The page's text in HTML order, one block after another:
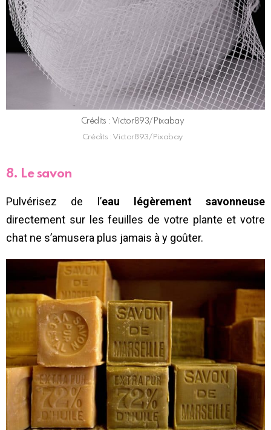
Crédits : Victor893/Pixabay
Crédits : Victor893/Pixabay
8. Le savon
Pulvérisez de l’eau légèrement savonneuse
directement sur les feuilles de votre plante et votre
chat ne s’amusera plus jamais à y goûter.